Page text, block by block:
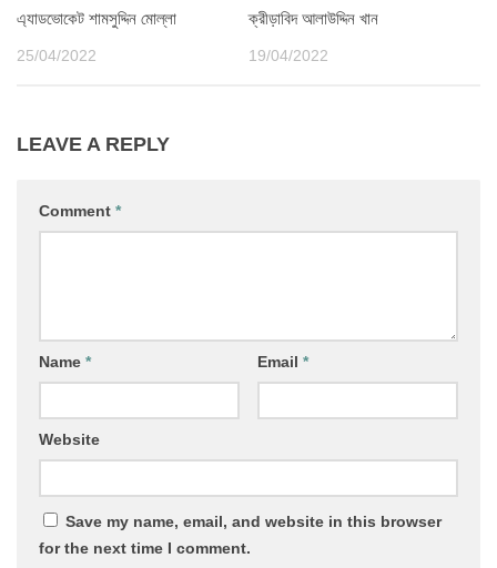
এ্যাডভোকেট শামসুদ্দিন মোল্লা
25/04/2022
ক্রীড়াবিদ আলাউদ্দিন খান
19/04/2022
LEAVE A REPLY
Comment *
Name * Email *
Website
Save my name, email, and website in this browser
for the next time I comment.